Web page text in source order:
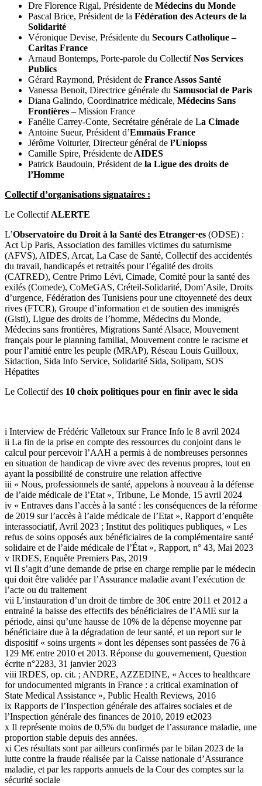
Dre Florence Rigal, Présidente de Médecins du Monde
Pascal Brice, Président de la Fédération des Acteurs de la
Solidarité
Véronique Devise, Présidente du Secours Catholique –
Caritas France
Arnaud Bontemps, Porte-parole du CollectifNos Services
Publics
Gérard Raymond, Président de France Assos Santé
Vanessa Benoit, Directrice générale du Samusocial de Paris
Diana Galindo, Coordinatrice médicale, Médecins Sans
Frontières – Mission France
Fanélie Carrey-Conte, Secrétaire générale de La Cimade
Antoine Sueur, Président d’Emmaüs France
Jérôme Voiturier, Directeur général de l’Uniopss
Camille Spire, Présidente de AIDES
Patrick Baudouin, Président de la Ligue des droits de
l’Homme
Collectif d’organisations signataires :
Le Collectif ALERTE
L’Observatoire du Droit à la Santé des Etranger·es (ODSE) :
Act Up Paris, Association des familles victimes du saturnisme
(AFVS), AIDES, Arcat, La Case de Santé, Collectif des accidentés
du travail, handicapés et retraités pour l’égalité des droits
(CATRED), Centre Primo Lévi, Cimade, Comité pour la santé des
exilés (Comede), CoMeGAS, Créteil-Solidarité, Dom’Asile, Droits
d’urgence, Fédération des Tunisiens pour une citoyenneté des deux
rives (FTCR), Groupe d’information et de soutien des immigrés
(Gisti), Ligue des droits de l’homme, Médecins du Monde,
Médecins sans frontières, Migrations Santé Alsace, Mouvement
français pour le planning familial, Mouvement contre le racisme et
pour l’amitié entre les peuple (MRAP), Réseau Louis Guilloux,
Sidaction, Sida Info Service, Solidarité Sida, Solipam, SOS
Hépatites
Le Collectif des 10 choix politiques pour en finir avec le sida
i Interview de Frédéric Valletoux sur France Info le 8 avril 2024
ii La fin de la prise en compte des ressources du conjoint dans le
calcul pour percevoir l’AAH a permis à de nombreuses personnes
en situation de handicap de vivre avec des revenus propres, tout en
ayant la possibilité de construire une relation affective
iii « Nous, professionnels de santé, appelons à nouveau à la défense
de l’aide médicale de l’Etat », Tribune, Le Monde, 15 avril 2024
iv « Entraves dans l’accès à la santé : les conséquences de la réforme
de 2019 sur l’accès à l’aide médicale de l’Etat », Rapport d’enquête
interassociatif, Avril 2023 ; Institut des politiques publiques, « Les
refus de soins opposés aux bénéficiaires de la complémentaire santé
solidaire et de l’aide médicale de l’État », Rapport, n° 43, Mai 2023
v IRDES, Enquête Premiers Pas, 2019
vi Il s’agit d’une demande de prise en charge remplie par le médecin
qui doit être validée par l’Assurance maladie avant l’exécution de
l’acte ou du traitement
vii L’instauration d’un droit de timbre de 30€ entre 2011 et 2012 a
entrainé la baisse des effectifs des bénéficiaires de l’AME sur la
période, ainsi qu’une hausse de 10% de la dépense moyenne par
bénéficiaire due à la dégradation de leur santé, et un report sur le
dispositif « soins urgents » dont les dépenses sont passées de 76 à
129 M€ entre 2010 et 2013. Réponse du gouvernement, Question
écrite n°2283, 31 janvier 2023
viii IRDES, op. cit. ; ANDRE, AZZEDINE, « Acces to healthcare
for undocumented migrants in France : a critical examination of
State Medical Assistance », Public Health Reviews, 2016
ix Rapports de l’Inspection générale des affaires sociales et de
l’Inspection générale des finances de 2010, 2019 et2023
x Il représente moins de 0,5% du budget de l’assurance maladie, une
proportion stable depuis des années.
xi Ces résultats sont par ailleurs confirmés par le bilan 2023 de la
lutte contre la fraude réalisée par la Caisse nationale d’Assurance
maladie, et par les rapports annuels de la Cour des comptes sur la
sécurité sociale